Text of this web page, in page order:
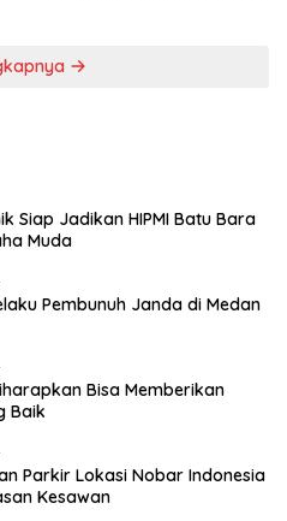
Siap Jadikan HIPMI Batu Bara
Muda
Pembunuh Janda di Medan
Bisa Memberikan
Baik
Parkir Lokasi Nobar Indonesia
Kesawan